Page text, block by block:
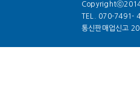
TEL. 070-7491-
통신판매업신고